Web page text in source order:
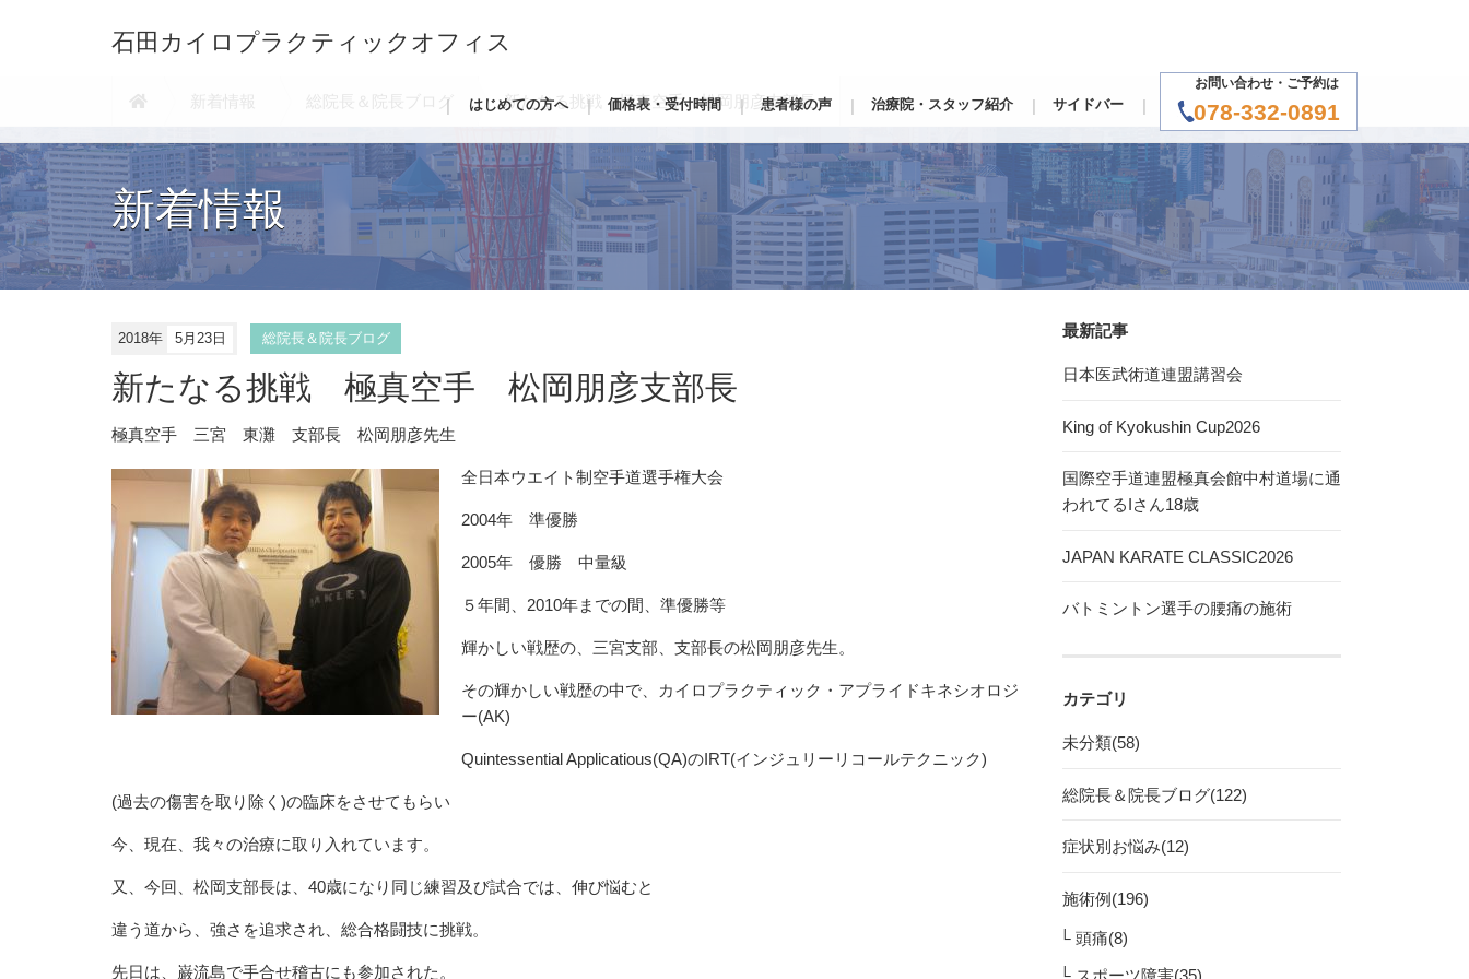
石田カイロプラクティックオフィス
はじめての方へ 価格表・受付時間 患者様の声 治療院・スタッフ紹介 サイドバー
お問い合わせ・ご予約は
078-332-0891
新着情報 総院長＆院長ブログ 新たなる挑戦 極真空手 松岡朋彦支部長
新着情報
2018年 5月23日 総院長＆院長ブログ
新たなる挑戦 極真空手 松岡朋彦支部長
極真空手 三宮 東灘 支部長 松岡朋彦先生
全日本ウエイト制空手道選手権大会
2004年 準優勝
2005年 優勝 中量級
５年間、2010年までの間、準優勝等
輝かしい戦歴の、三宮支部、支部長の松岡朋彦先生。
その輝かしい戦歴の中で、カイロプラクティック・アプライドキネシオロジ
ー(AK)
Quintessential Applicatious(QA)のIRT(インジュリーリコールテクニック)
(過去の傷害を取り除く)の臨床をさせてもらい
今、現在、我々の治療に取り入れています。
又、今回、松岡支部長は、40歳になり同じ練習及び試合では、伸び悩むと
違う道から、強さを追求され、総合格闘技に挑戦。
先日は、巌流島で手合せ稽古にも参加された。
最新記事
日本医武術道連盟講習会
King of Kyokushin Cup2026
国際空手道連盟極真会館中村道場に通
われてるIさん18歳
JAPAN KARATE CLASSIC2026
バトミントン選手の腰痛の施術
カテゴリ
未分類(58)
総院長＆院長ブログ(122)
症状別お悩み(12)
施術例(196)
頭痛(8)
スポーツ障害(35)